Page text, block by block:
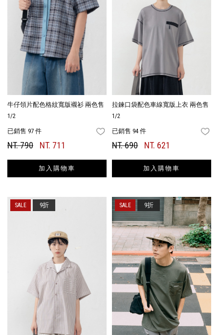
牛仔領片配色格紋寬版襯衫 兩色售
1/2
已銷售 97 件 FAVORITES
NT. 790 NT. 711
加入購物車
拉鍊口袋配色車線寬版上衣 兩色售
1/2
已銷售 94 件
NT. 690 NT. 621
加入購物車
9折 9折